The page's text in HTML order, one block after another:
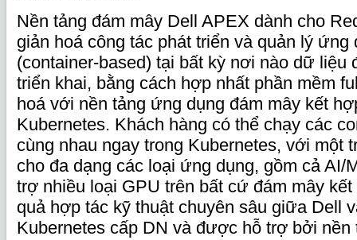
Nền tảng đám mây Dell APEX dành cho
giản hoá công tác phát triển và quản lý
(container-based) tại bất kỳ nơi nào dữ liệu
triển khai, bằng cách hợp nhất phần mềm
hoá với nền tảng ứng dụng đám mây kết
Kubernetes. Khách hàng có thể chạy các
cùng nhau ngay trong Kubernetes, với một
cho đa dạng các loại ứng dụng, gồm cả AI/
trợ nhiều loại GPU trên bất cứ đám mây
quả hợp tác kỹ thuật chuyên sâu giữa Dell
Kubernetes cấp DN và được hỗ trợ bởi nền